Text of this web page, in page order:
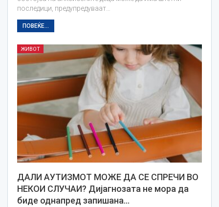
последици, предупредуваат…
ПОВЕЌЕ...
ЖИВОТ
ДАЛИ АУТИЗМОТ МОЖЕ ДА СЕ СПРЕЧИ ВО
НЕКОИ СЛУЧАИ? Дијагнозата не мора да
биде однапред запишана…